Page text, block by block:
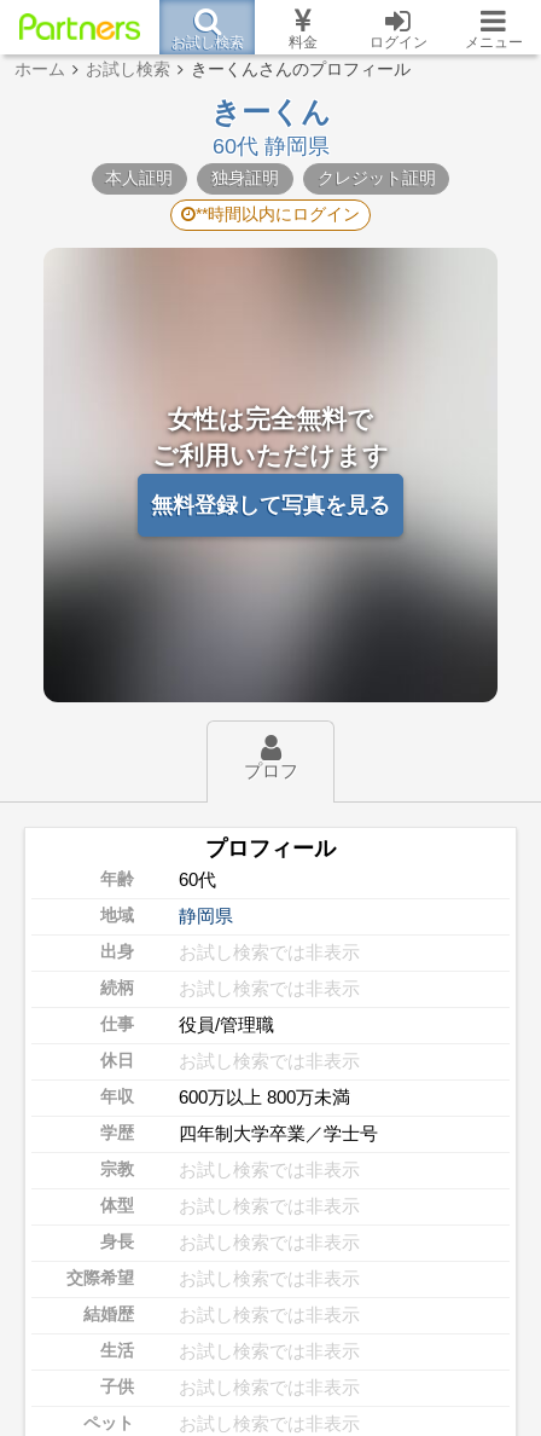
お試し検索 料金 ログイン メニュー
ホーム お試し検索 きーくんさんのプロフィール
きーくん
60代 静岡県
本人証明 独身証明
クレジット証明
**時間以内にログイン
女性は完全無料で
ご利用いただけます
無料登録して写真を見る
プロフ
プロフィール
年齢 60代
地域 静岡県
出身 お試し検索では非表示
続柄 お試し検索では非表示
仕事 役員/管理職
休日 お試し検索では非表示
年収 600万以上 800万未満
学歴 四年制大学卒業／学士号
宗教 お試し検索では非表示
体型 お試し検索では非表示
身長 お試し検索では非表示
交際希望 お試し検索では非表示
結婚歴 お試し検索では非表示
生活 お試し検索では非表示
子供 お試し検索では非表示
ペット お試し検索では非表示